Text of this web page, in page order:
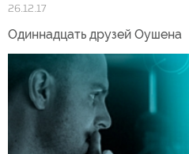
26.12.17
Одиннадцать друзей Оушена